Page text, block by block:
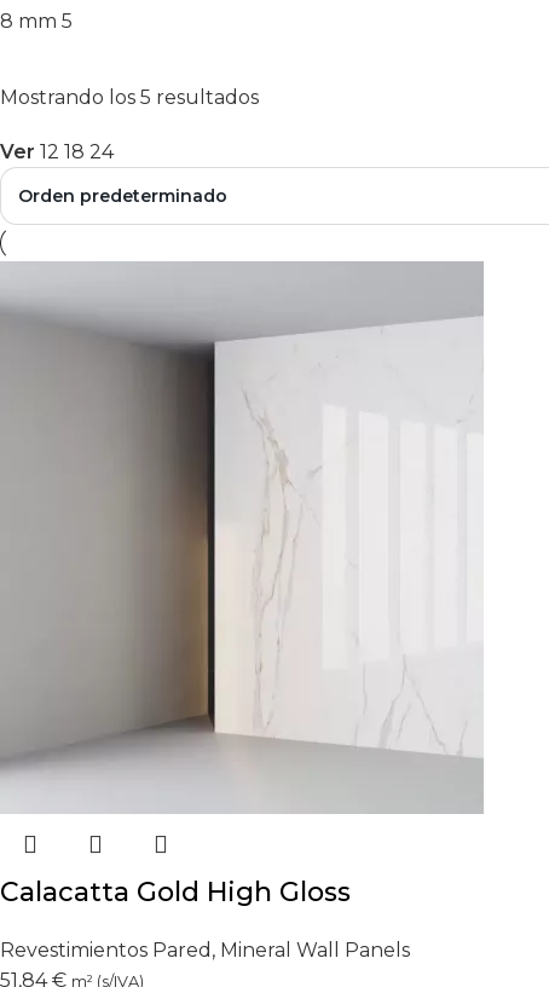
8 mm 5
Mostrando los 5 resultados
Ver 12 18 24
Calacatta Gold High Gloss
Revestimientos Pared , Mineral Wall Panels
51,84€ m² (s/IVA)